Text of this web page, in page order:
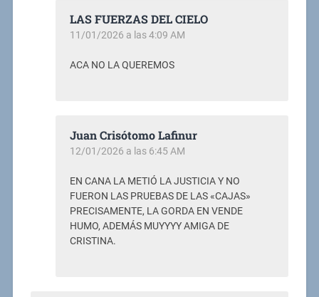
LAS FUERZAS DEL CIELO
11/01/2026 a las 4:09 AM
ACA NO LA QUEREMOS
Juan Crisótomo Lafinur
12/01/2026 a las 6:45 AM
EN CANA LA METIÓ LA JUSTICIA Y NO
FUERON LAS PRUEBAS DE LAS «CAJAS»
PRECISAMENTE, LA GORDA EN VENDE
HUMO, ADEMÁS MUYYYY AMIGA DE
CRISTINA.